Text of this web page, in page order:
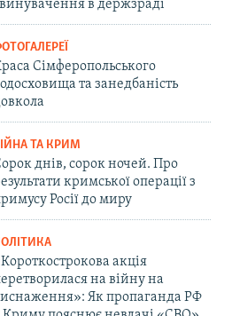
в держзраді
Сімферопольського
та занедбаність
ТА КРИМ
днів, сорок ночей. Про
кримської операції з
Росії до миру
акція
на війну на
Як пропаганда РФ